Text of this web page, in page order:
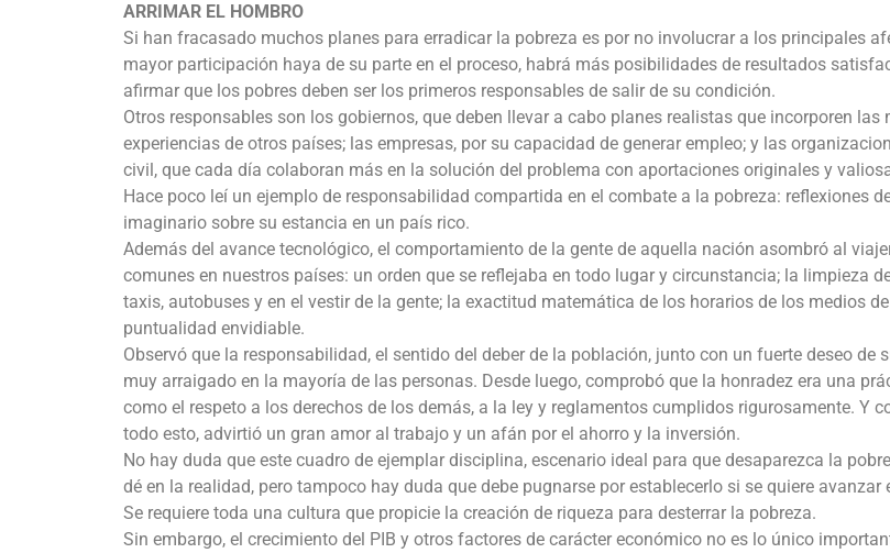
ARRIMAR EL HOMBRO
Si han fracasado muchos planes para erradicar la pobreza es por no involucrar a los principales
mayor participación haya de su parte en el proceso, habrá más posibilidades de resultados
afirmar que los pobres deben ser los primeros responsables de salir de su condición.
Otros responsables son los gobiernos, que deben llevar a cabo planes realistas que incorporen las
experiencias de otros países; las empresas, por su capacidad de generar empleo; y las
civil, que cada día colaboran más en la solución del problema con aportaciones originales y
Hace poco leí un ejemplo de responsabilidad compartida en el combate a la pobreza: reflexiones
imaginario sobre su estancia en un país rico.
Además del avance tecnológico, el comportamiento de la gente de aquella nación asombró al
comunes en nuestros países: un orden que se reflejaba en todo lugar y circunstancia; la limpieza
taxis, autobuses y en el vestir de la gente; la exactitud matemática de los horarios de los medios
puntualidad envidiable.
Observó que la responsabilidad, el sentido del deber de la población, junto con un fuerte deseo de
muy arraigado en la mayoría de las personas. Desde luego, comprobó que la honradez era una
como el respeto a los derechos de los demás, a la ley y reglamentos cumplidos rigurosamente. Y
todo esto, advirtió un gran amor al trabajo y un afán por el ahorro y la inversión.
No hay duda que este cuadro de ejemplar disciplina, escenario ideal para que desaparezca la
dé en la realidad, pero tampoco hay duda que debe pugnarse por establecerlo si se quiere avanzar
Se requiere toda una cultura que propicie la creación de riqueza para desterrar la pobreza.
Sin embargo, el crecimiento del PIB y otros factores de carácter económico no es lo único